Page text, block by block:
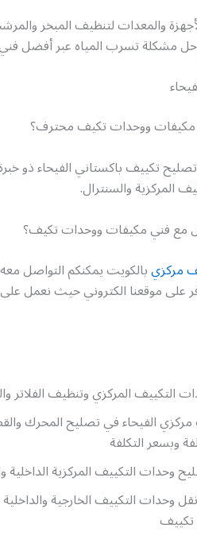
والمعدات لتنظيف المبخر
وحل مشكلة تسرب المياه عبر أفضل
ووحدات تكيف محترف؟
تكييف باكستاني الفيحاء ذو
المركزية والسنترال.
مع فني مكيفات ووحدات تكيف؟
مركزيبالكويت يمكنكم التواصل
على موقعنا الكتروني حيث نعمل
المركزي وتنظيف الفلاتر
الفيحاء في تصليح المحرك
وبسعر التكلفة
وحدات التكييف المركزية الداخلية
وحدات التكييف الخارجية